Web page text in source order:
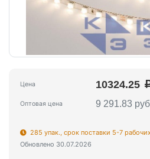
Цена 10324.25
Оптовая цена 9 291.83
285 упак., срок поставки 5-7
Обновлено 30.07.2026